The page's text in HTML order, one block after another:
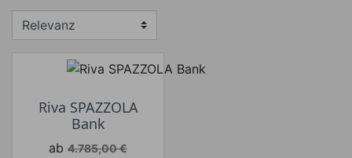
Riva SPAZZOLA
Bank
Verkaufspreis
ab 4.785,00 €